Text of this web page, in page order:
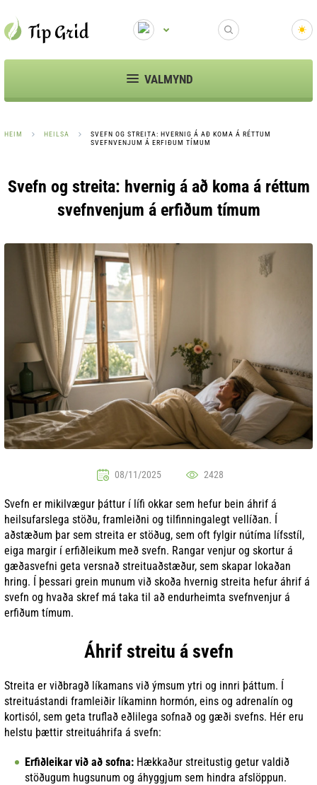
VALMYND
HEIM HEILSA
SVEFN OG STREITA: HVERNIG Á AÐ KOMA Á RÉTTUM
SVEFNVENJUM Á ERFIÐUM TÍMUM
Svefn og streita: hvernig á að koma á réttum
svefnvenjum á erfiðum tímum
08/11/2025 2428
Svefn er mikilvægur þáttur í lífi okkar sem hefur bein áhrif á
heilsufarslega stöðu, framleiðni og tilfinningalegt vellíðan. Í
aðstæðum þar sem streita er stöðug, sem oft fylgir nútíma lífsstíl,
eiga margir í erfiðleikum með svefn. Rangar venjur og skortur á
gæðasvefni geta versnað streituaðstæður, sem skapar lokaðan
hring. Í þessari grein munum við skoða hvernig streita hefur áhrif á
svefn og hvaða skref má taka til að endurheimta svefnvenjur á
erfiðum tímum.
Áhrif streitu á svefn
Streita er viðbragð líkamans við ýmsum ytri og innri þáttum. Í
streituástandi framleiðir líkaminn hormón, eins og adrenalín og
kortisól, sem geta truflað eðlilega sofnað og gæði svefns. Hér eru
helstu þættir streituáhrifa á svefn:
Erfiðleikar við að sofna: Hækkaður streitustig getur valdið
stöðugum hugsunum og áhyggjum sem hindra afslöppun.